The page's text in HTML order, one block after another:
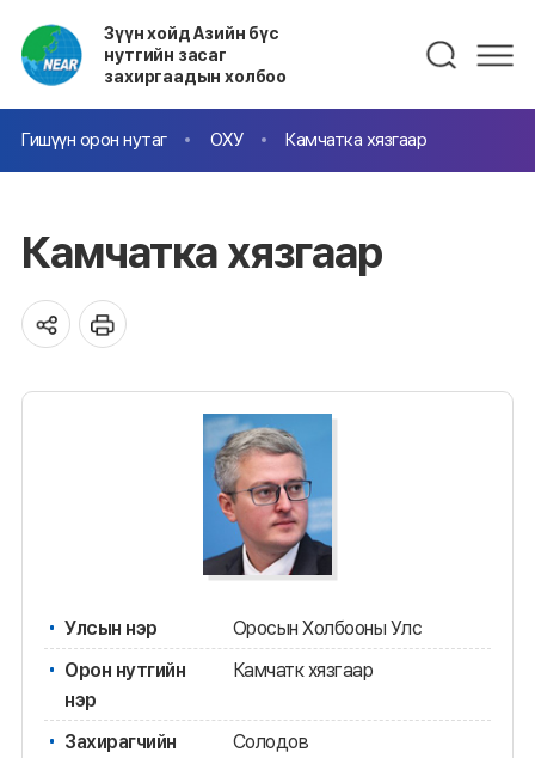
Зүүн хойд Азийн бүс
нутгийн засаг
захиргаадын холбоо
Гишүүн орон нутаг ОХУ Камчатка хязгаар
Камчатка хязгаар
Улсын нэр
Оросын Холбооны Улс
Орон нутгийн
нэр
Камчатк хязгаар
Захирагчийн
Солодов